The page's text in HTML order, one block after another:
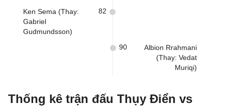
Ken Sema (Thay:
Gabriel
Gudmundsson)
82
Albion Rrahmani
(Thay: Vedat
Muriqi)
90
Thống kê trận đấu Thụy Điển vs